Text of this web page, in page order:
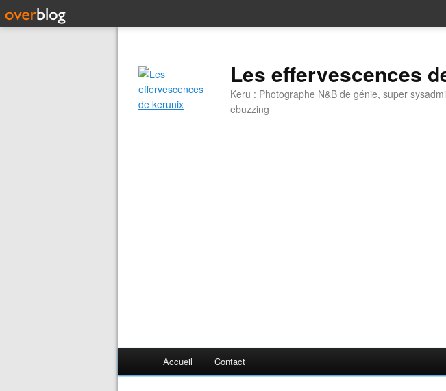
Les effervescences
Keru : Photographe N&B de génie, super
ebuzzing
Accueil Contact